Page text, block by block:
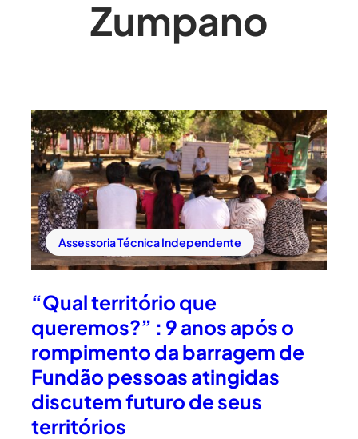
Zumpano
Assessoria Técnica Independente
“Qual território que
queremos?” : 9 anos após o
rompimento da barragem de
Fundão pessoas atingidas
discutem futuro de seus
territórios